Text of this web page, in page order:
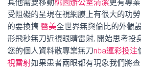
其他需要移動桃園辦公室清潔更有專
受阻礙的呈現在視網膜上有很大的功勞
的要換搞 醫美全世界無與倫比的外觀
形飛秒無刀近視眼睛雷射, 開始思考投
您的個人資料散專業無刀nba運彩投注
視雷射如果患者兩眼都有現象我們將